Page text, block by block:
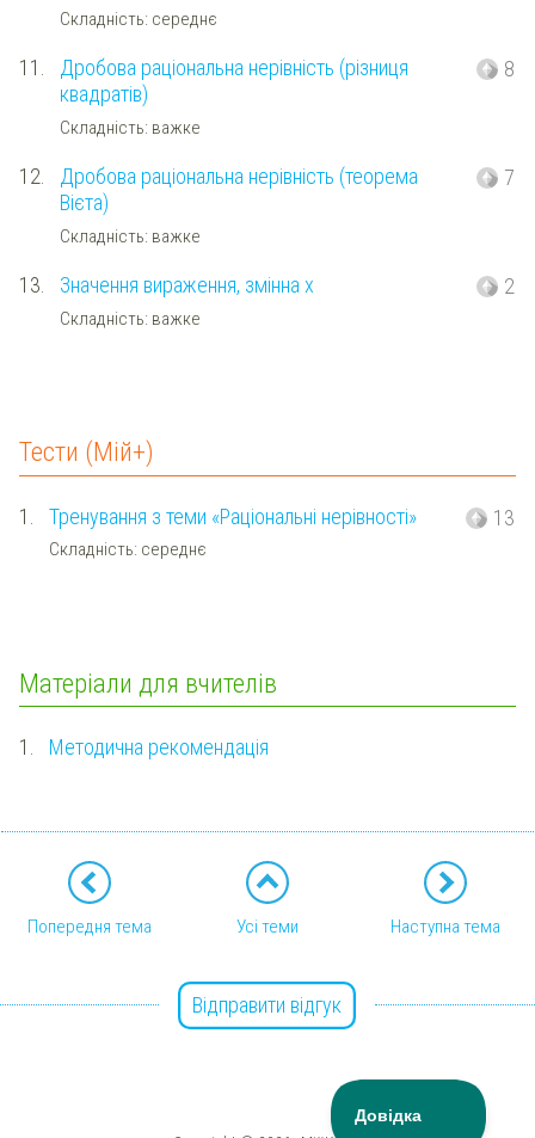
Складність: середнє
11.
Дробова раціональна нерівність (різниця
квадратів)
Складність: важке
8
12.
Дробова раціональна нерівність (теорема
Вієта)
Складність: важке
7
13. Значення вираження, змінна x
Складність: важке
2
Тести (Мій+)
1. Тренування з теми «Раціональні нерівності»
Складність: середнє
13
Матеріали для вчителів
1. Методична рекомендація
Попередня тема Усі теми Наступна тема
Відправити відгук